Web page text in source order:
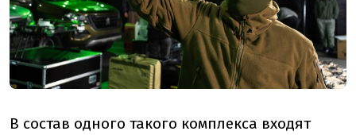
В состав одного такого комплекса входят